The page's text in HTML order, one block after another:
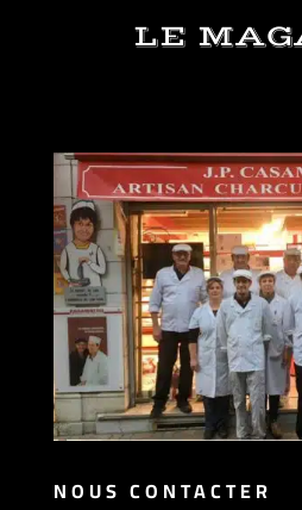
LE
NOUS CONTACTER